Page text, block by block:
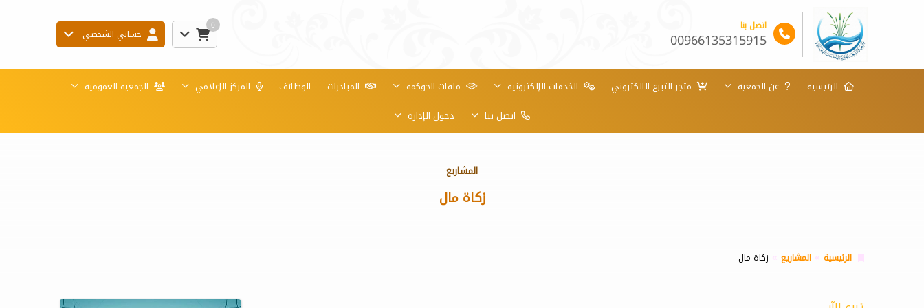
اتصل بنا
00966135315915
0
حسابي الشخصي
الرئيسية عن الجمعية متجر التبرع الالكتروني الخدمات الإلكترونية ملفات الحوكمة المبادرات الوظائف المركز الإعلامي
الجمعية العمومية
اتصل بنا
دخول الإدارة
المشاريع
زكاة مال
الرئيسية المشاريع زكاة مال